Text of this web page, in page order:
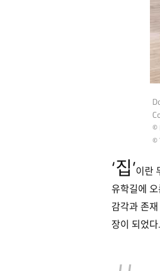
©
©
‘집’이란
유학길에
감각과 존
장이 되었